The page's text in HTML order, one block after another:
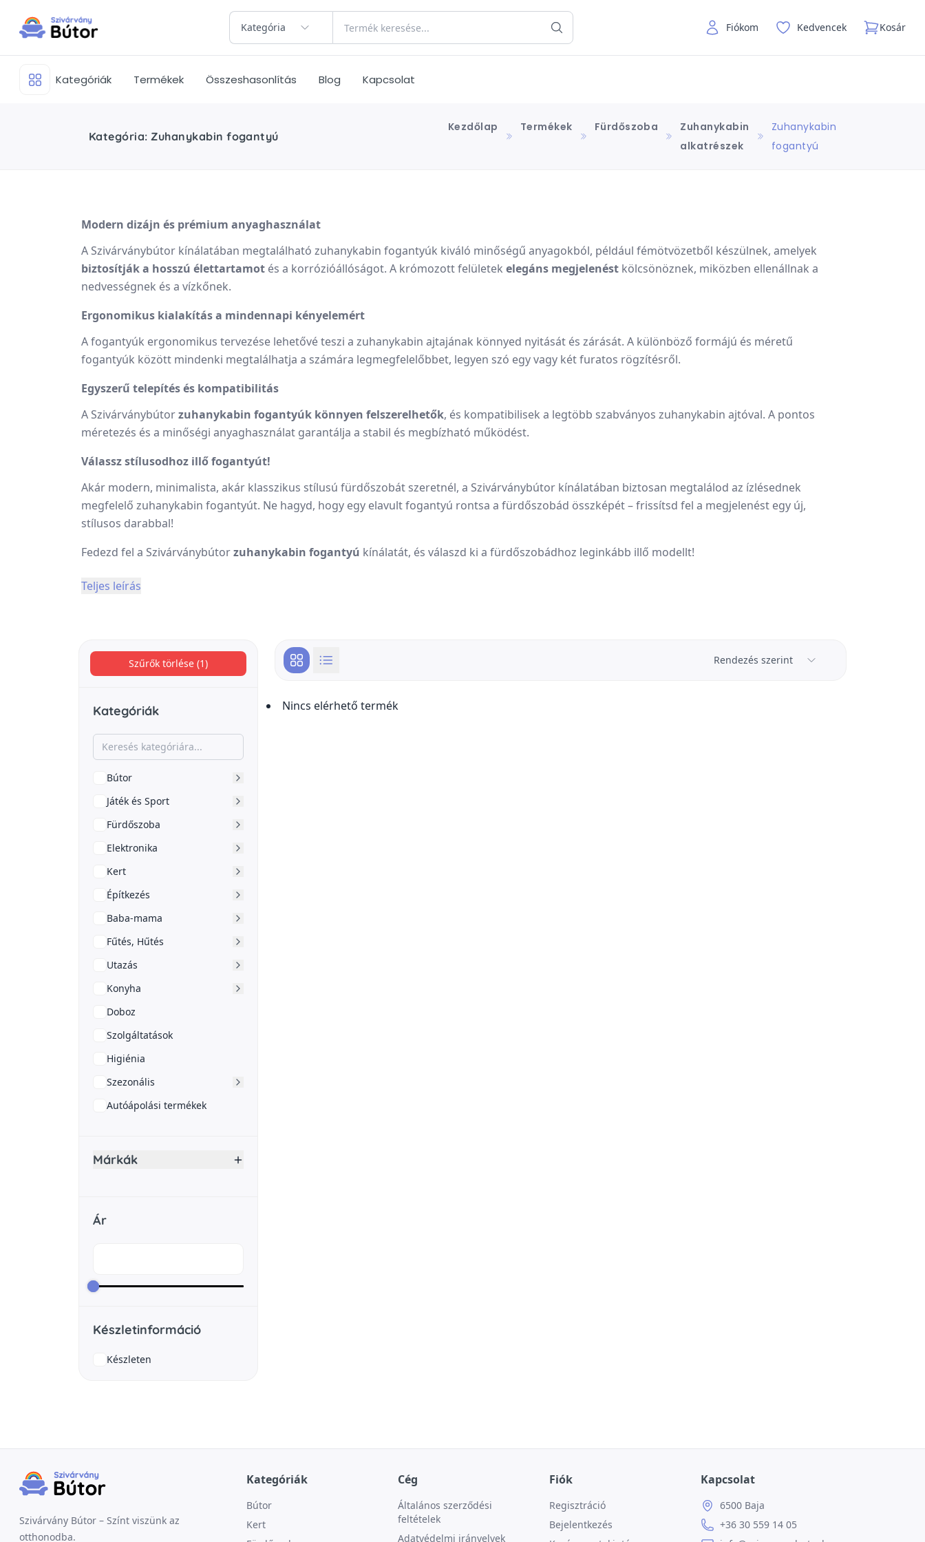
Kategória Fiókom Kedvencek Kosár
Kategóriák Termékek Összeshasonlítás Blog Kapcsolat
Kategória: Zuhanykabin fogantyú
Kezdőlap Termékek Fürdőszoba
Zuhanykabin
alkatrészek
Zuhanykabin
fogantyú
Modern dizájn és prémium anyaghasználat
A Szivárványbútor kínálatában megtalálható zuhanykabin fogantyúk kiváló minőségű anyagokból, például fémötvözetből készülnek, amelyek
biztosítják a hosszú élettartamot és a korrózióállóságot. A krómozott felületek elegáns megjelenést kölcsönöznek, miközben ellenállnak a
nedvességnek és a vízkőnek.
Ergonomikus kialakítás a mindennapi kényelemért
A fogantyúk ergonomikus tervezése lehetővé teszi a zuhanykabin ajtajának könnyed nyitását és zárását. A különböző formájú és méretű
fogantyúk között mindenki megtalálhatja a számára legmegfelelőbbet, legyen szó egy vagy két furatos rögzítésről.
Egyszerű telepítés és kompatibilitás
A Szivárványbútorzuhanykabin fogantyúk könnyen felszerelhetők, és kompatibilisek a legtöbb szabványos zuhanykabin ajtóval. A pontos
méretezés és a minőségi anyaghasználat garantálja a stabil és megbízható működést.
Válassz stílusodhoz illő fogantyút!
Akár modern, minimalista, akár klasszikus stílusú fürdőszobát szeretnél, a Szivárványbútor kínálatában biztosan megtalálod az ízlésednek
megfelelő zuhanykabin fogantyút. Ne hagyd, hogy egy elavult fogantyú rontsa a fürdőszobád összképét – frissítsd fel a megjelenést egy új,
stílusos darabbal!
Fedezd fel a Szivárványbútorzuhanykabin fogantyú kínálatát, és válaszd ki a fürdőszobádhoz leginkább illő modellt!
Teljes leírás
Szűrők törlése (1)
Kategóriák
Bútor
Játék és Sport
Fürdőszoba
Elektronika
Kert
Építkezés
Baba-mama
Fűtés, Hűtés
Utazás
Konyha
Doboz
Szolgáltatások
Higiénia
Szezonális
Autóápolási termékek
Márkák
Ár
Készletinformáció
Készleten
Rendezés szerint
Nincs elérhető termék
Szivárvány Bútor – Színt viszünk az
otthonodba.
Kategóriák
Bútor
Kert
Cég
Általános szerződési
feltételek
Adatvédelmi irányelvek
Fiók
Regisztráció
Bejelentkezés
Kapcsolat
6500 Baja
+36 30 559 14 05